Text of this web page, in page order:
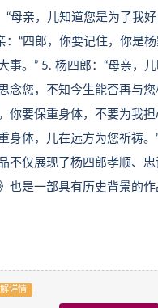
“母亲，儿知道您是为了我
：“四郎，你要记住，你是
事。” 5. 杨四郎：“母亲，
念您，不知今生能否再与
你要保重身体，不要为我
身体，儿在远方为您祈祷
不仅展现了杨四郎孝顺、
也是一部具有历史背景的
详情